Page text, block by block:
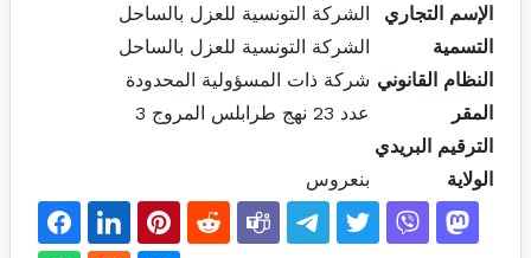
الإسم التجاري
الشركة التونسية للعزل بالساحل
التسمية
الشركة التونسية للعزل بالساحل
النظام القانوني شركة ذات المسؤولية المحدودة
المقر
عدد 23 نهج طرابلس المروج 3
الترقيم البريدي
الولاية
بنعروس